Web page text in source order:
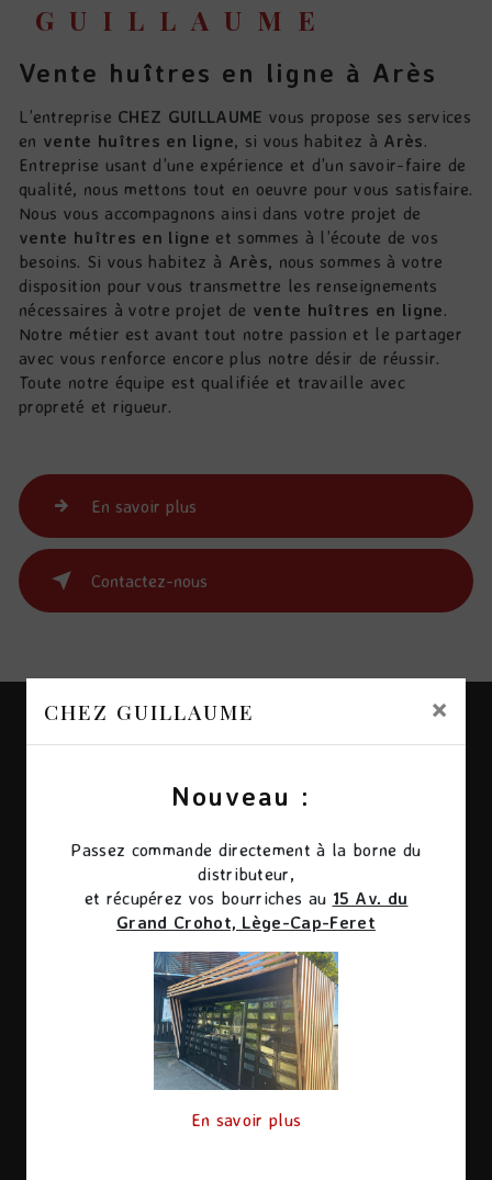
CHEZ GUILLAUME ×
Nouveau :
Passez commande directement à la borne du
distributeur,
et récupérez vos bourriches au 15 Av. du
Grand Crohot, Lège-Cap-Feret
En savoir plus
GUILLAUME
vente huîtres en ligne à Arès
L’entreprise CHEZ GUILLAUME vous propose ses services
en vente huîtres en ligne, si vous habitez à Arès.
Entreprise usant d’une expérience et d’un savoir-faire de
qualité, nous mettons tout en oeuvre pour vous satisfaire.
Nous vous accompagnons ainsi dans votre projet de
vente huîtres en ligne et sommes à l’écoute de vos
besoins. Si vous habitez à Arès, nous sommes à votre
disposition pour vous transmettre les renseignements
nécessaires à votre projet de vente huîtres en ligne.
Notre métier est avant tout notre passion et le partager
avec vous renforce encore plus notre désir de réussir.
Toute notre équipe est qualifiée et travaille avec
propreté et rigueur.
En savoir plus
Contactez-nous
Adresse
Ferret